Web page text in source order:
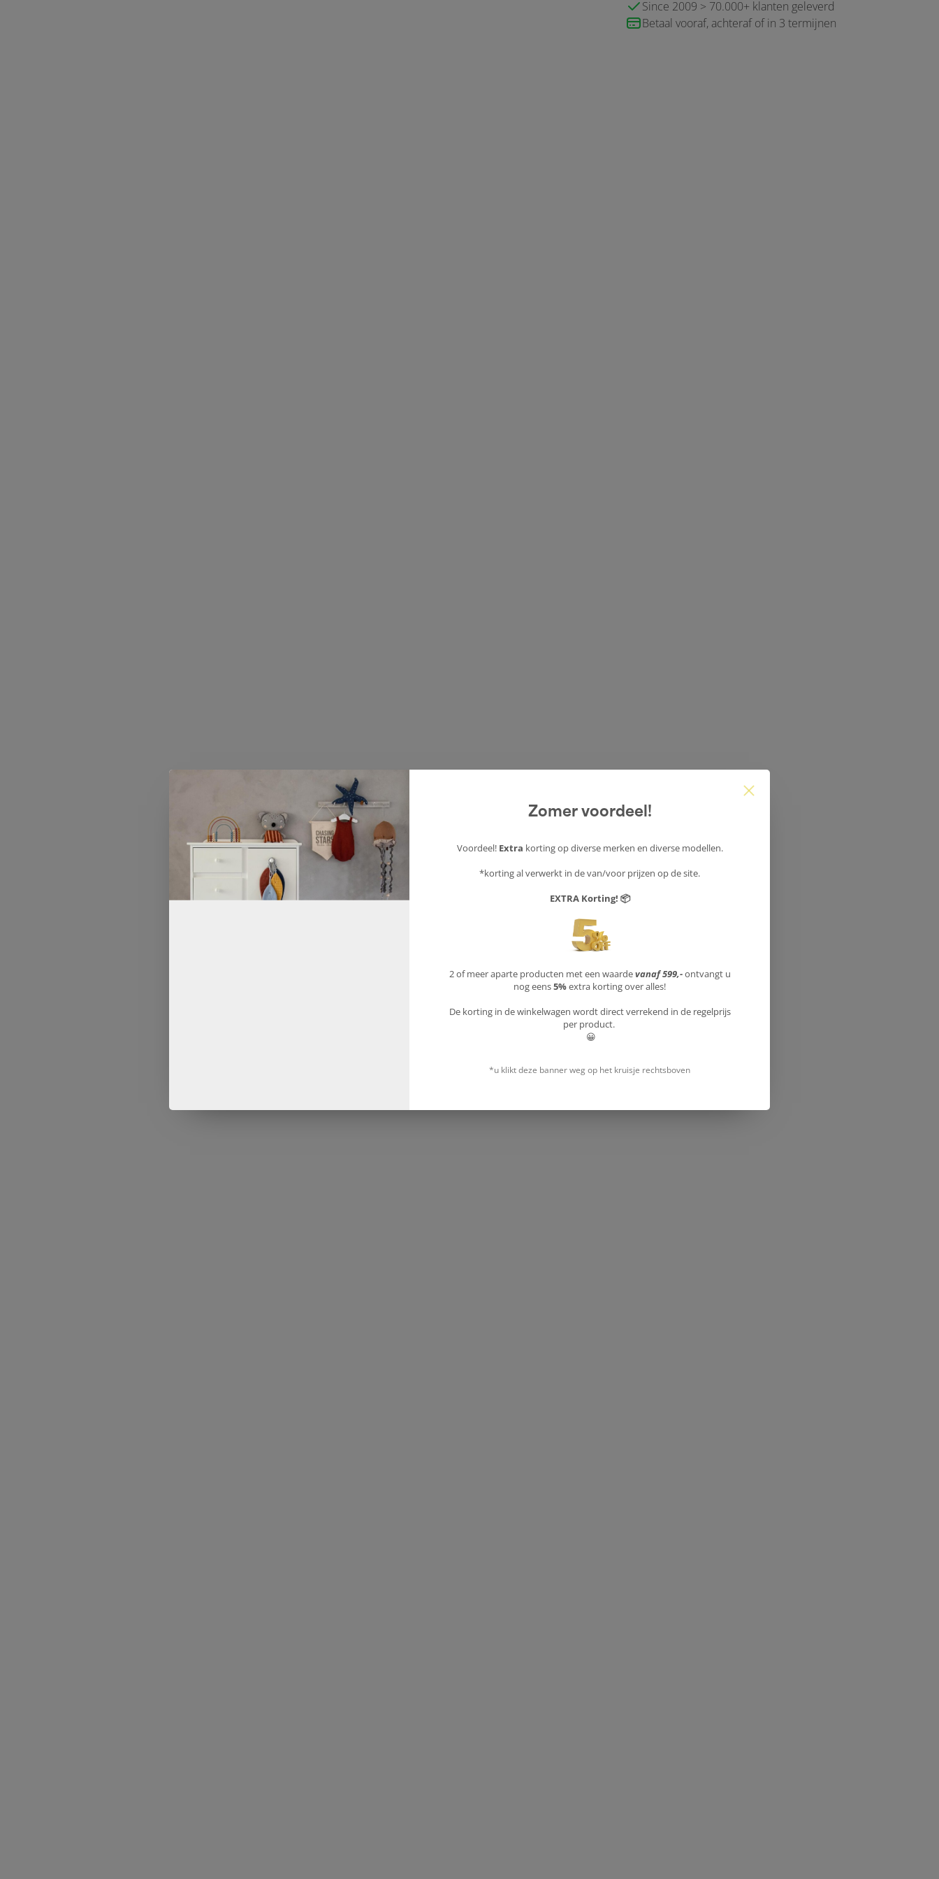
Since 2009 > 70.000+ klanten geleverd
Betaal vooraf, achteraf of in 3 termijnen
Zomer voordeel!
Voordeel! Extra korting op diverse merken en diverse modellen.
*korting al verwerkt in de van/voor prijzen op de site.
EXTRA Korting! 📦
2 of meer aparte producten met een waardevanaf 599,-ontvangt u
nog eens5%extra korting over alles!
De korting in de winkelwagen wordt direct verrekend in de regelprijs
per product.
😀
*u klikt deze banner weg op het kruisje rechtsboven